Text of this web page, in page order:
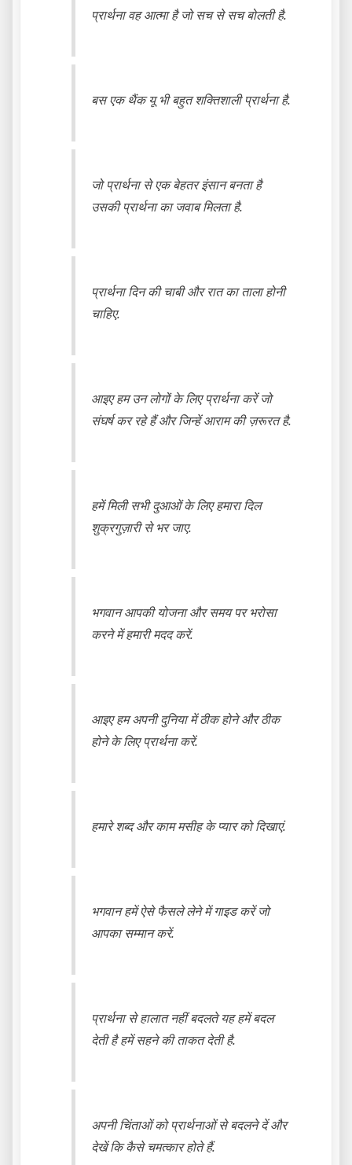
प्रार्थना वह आत्मा है जो सच से सच बोलती है.
बस एक थैंक यू भी बहुत शक्तिशाली प्रार्थना है.
जो प्रार्थना से एक बेहतर इंसान बनता है
उसकी प्रार्थना का जवाब मिलता है.
प्रार्थना दिन की चाबी और रात का ताला होनी
चाहिए.
आइए हम उन लोगों के लिए प्रार्थना करें जो
संघर्ष कर रहे हैं और जिन्हें आराम की ज़रूरत है.
हमें मिली सभी दुआओं के लिए हमारा दिल
शुक्रगुज़ारी से भर जाए.
भगवान आपकी योजना और समय पर भरोसा
करने में हमारी मदद करें.
आइए हम अपनी दुनिया में ठीक होने और ठीक
होने के लिए प्रार्थना करें.
हमारे शब्द और काम मसीह के प्यार को दिखाएं.
भगवान हमें ऐसे फैसले लेने में गाइड करें जो
आपका सम्मान करें.
प्रार्थना से हालात नहीं बदलते यह हमें बदल
देती है हमें सहने की ताकत देती है.
अपनी चिंताओं को प्रार्थनाओं से बदलने दें और
देखें कि कैसे चमत्कार होते हैं.